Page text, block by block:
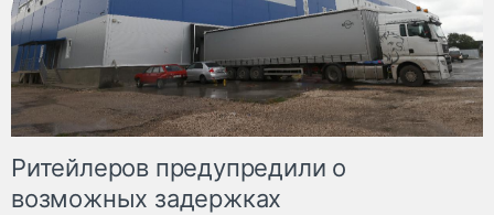
Ритейлеров предупредили о
возможных задержках